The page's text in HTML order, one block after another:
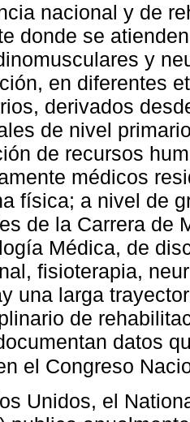
nacional y de
donde se
y
en diferentes
derivados
de nivel
de recursos
médicos
física; a nivel de
de la Carrera de
Médica, de
fisioterapia,
una larga
de
datos
el Congreso
Unidos, el